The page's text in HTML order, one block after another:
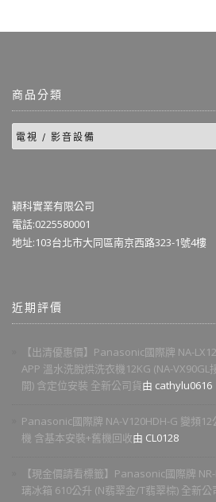
商品分類
穎科實業有限公司
電話:0225580001
地址:103台北市大同區南京西路323-1號4樓
近期評價
【出清優惠價】Panasonic國際牌 NA-
APP 溫水洗脫烘洗衣機12KG (NA-VX90GL
開) 含定位安裝 全新公司貨由 cathylu0616
Panasonic國際牌 NA-V120HDH-G 變頻
機 含基本安裝+舊機回收由 CL0128
【現金價請看標籤】Panasonic國際牌
璃冰箱 610公升 (N翡翠金/T翡翠棕) 全新公